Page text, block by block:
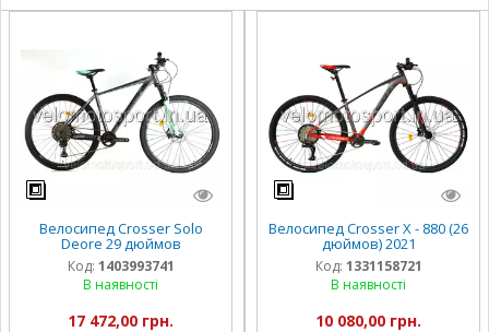
Велосипед Crosser Solo
Deore 29 дюймов
Код: 1403993741
В наявності
17 472,00 грн.
Велосипед Crosser Х - 880 (26
дюймов) 2021
Код: 1331158721
В наявності
10 080,00 грн.